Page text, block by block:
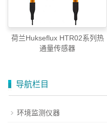
荷兰Hukseflux HTR02系列热
通量传感器
导航栏目
环境监测仪器